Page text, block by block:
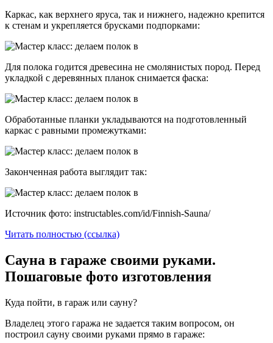
Каркас, как верхнего яруса, так и нижнего, надежно крепится
к стенам и укрепляется брусками подпорками:
Для полока годится древесина не смолянистых пород. Перед
укладкой с деревянных планок снимается фаска:
Обработанные планки укладываются на подготовленный
каркас с равными промежутками:
Законченная работа выглядит так:
Источник фото: instructables.com/id/Finnish-Sauna/
Читать полностью (ссылка)
Сауна в гараже своими руками.
Пошаговые фото изготовления
Куда пойти, в гараж или сауну?
Владелец этого гаража не задается таким вопросом, он
построил сауну своими руками прямо в гараже: